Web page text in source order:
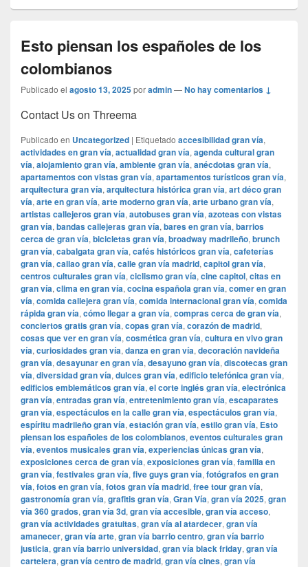
Esto piensan los españoles de los
colombianos
Publicado el agosto 13, 2025poradmin—No hay comentarios ↓
Contact Us on Threema
Publicado en Uncategorized | Etiquetado accesibilidad gran vía,
actividades en gran vía, actualidad gran vía, agenda cultural gran
vía, alojamiento gran vía, ambiente gran vía, anécdotas gran vía,
apartamentos con vistas gran vía, apartamentos turísticos gran vía,
arquitectura gran vía, arquitectura histórica gran vía, art déco gran
vía, arte en gran vía, arte moderno gran vía, arte urbano gran vía,
artistas callejeros gran vía, autobuses gran vía, azoteas con vistas
gran vía, bandas callejeras gran vía, bares en gran vía, barrios
cerca de gran vía, bicicletas gran vía, broadway madrileño, brunch
gran vía, cabalgata gran vía, cafés históricos gran vía, cafeterías
gran vía, callao gran vía, calle gran vía madrid, capitol gran vía,
centros culturales gran vía, ciclismo gran vía, cine capitol, citas en
gran vía, clima en gran vía, cocina española gran vía, comer en gran
vía, comida callejera gran vía, comida internacional gran vía, comida
rápida gran vía, cómo llegar a gran vía, compras cerca de gran vía,
conciertos gratis gran vía, copas gran vía, corazón de madrid,
cosas que ver en gran vía, cosmética gran vía, cultura en vivo gran
vía, curiosidades gran vía, danza en gran vía, decoración navideña
gran vía, desayunar en gran vía, desayuno gran vía, discotecas gran
vía, diversidad gran vía, dulces gran vía, edificio telefónica gran vía,
edificios emblemáticos gran vía, el corte inglés gran vía, electrónica
gran vía, entradas gran vía, entretenimiento gran vía, escaparates
gran vía, espectáculos en la calle gran vía, espectáculos gran vía,
espíritu madrileño gran vía, estación gran vía, estilo gran vía, Esto
piensan los españoles de los colombianos, eventos culturales gran
vía, eventos musicales gran vía, experiencias únicas gran vía,
exposiciones cerca de gran vía, exposiciones gran vía, familia en
gran vía, festivales gran vía, five guys gran vía, fotógrafos en gran
vía, fotos en gran vía, fotos gran vía madrid, free tour gran vía,
gastronomía gran vía, grafitis gran vía, Gran Vía, gran vía 2025, gran
vía 360 grados, gran vía 3d, gran vía accesible, gran vía acceso,
gran vía actividades gratuitas, gran vía al atardecer, gran vía
amanecer, gran vía arte, gran vía barrio centro, gran vía barrio
justicia, gran vía barrio universidad, gran vía black friday, gran vía
cartelera, gran vía centro de madrid, gran vía cines, gran vía